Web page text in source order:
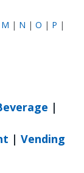
M | N | O | P |
|
| Vending